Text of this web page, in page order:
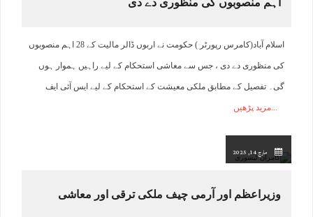
اہم منصوبوں کی منظوری دے دی
اسلام آباد(کامرس رپورٹر ) حکومت نے اربوں ڈالر مالیت کے 28 اہم منصوبوں
کی منظوری دے دی ، جس سے معاشی استحکام کے لیے راہیں ہموار ہوں
گی۔ تفصیل کے مطابق ملکی معیشت کے استحکام کے لیے ایس آئی ایف
مزید پڑھیں
مارچ 14, 2025
وزیراعظم اور آرمی چیف ملکی ترقی اور معاشی